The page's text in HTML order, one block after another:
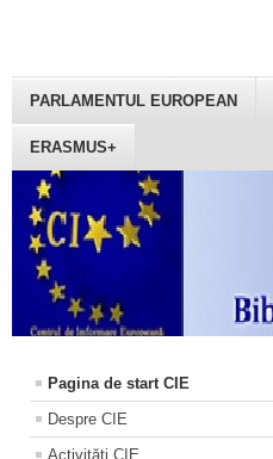
PARLAMENTUL EUROPEAN
ERASMUS+
Pagina de start CIE
Despre CIE
Activități CIE